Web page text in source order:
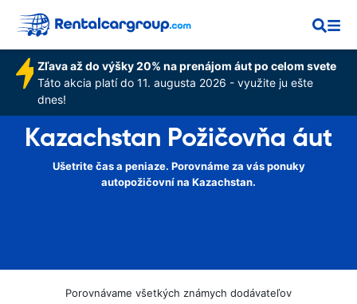
Zľava až do výšky 20% na prenájom áut po celom svete
Táto akcia platí do 11. augusta 2026 - využite ju ešte
dnes!
Kazachstan Požičovňa áut
Ušetrite čas a peniaze. Porovnáme za vás ponuky
autopožičovní na Kazachstan.
Porovnávame všetkých známych dodávateľov